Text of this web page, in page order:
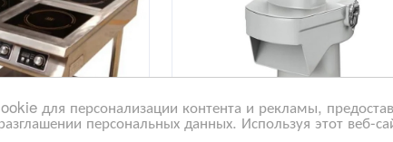
для персонализации контента и рекламы,
персональных данных. Используя этот